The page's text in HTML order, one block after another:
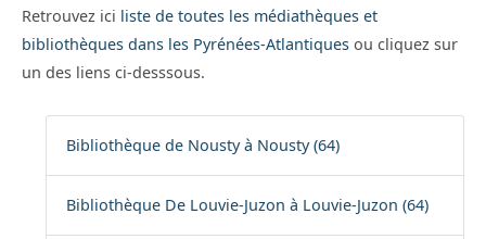
Retrouvez ici liste de toutes les médiathèques et
bibliothèques dans les Pyrénées-Atlantiques ou cliquez sur
un des liens ci-desssous.
Bibliothèque de Nousty à Nousty (64)
Bibliothèque De Louvie-Juzon à Louvie-Juzon (64)